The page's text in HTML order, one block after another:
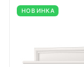
НОВИНКА